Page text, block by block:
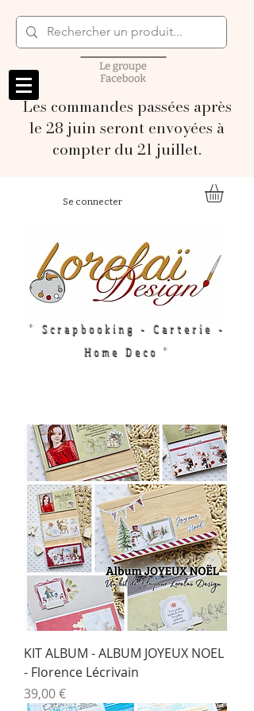
Les commandes passées après
le 28 juin seront envoyées à
compter du 21 juillet.
Se connecter
" Scrapbooking - Carterie -
Home Deco "
KIT ALBUM - ALBUM JOYEUX NOEL
- Florence Lécrivain
Prix
39,00 €